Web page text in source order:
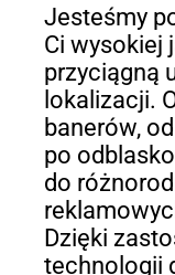
Jesteśmy
Ci wysokiej
przyciągną
lokalizacji.
banerów,
po
do
Dzięki
technologii